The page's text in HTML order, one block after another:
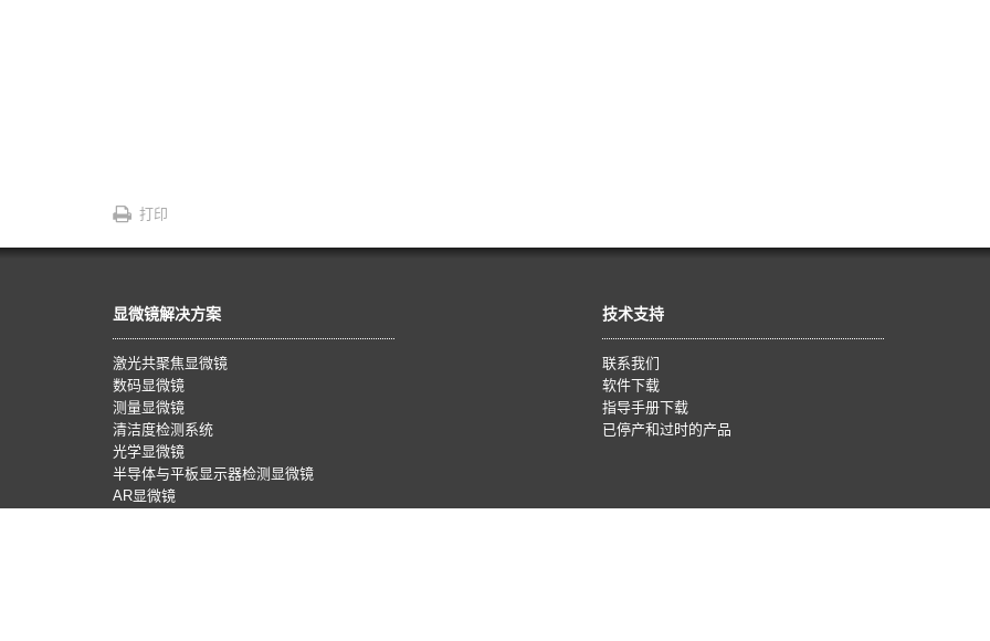
打印
显微镜解决方案
激光共聚焦显微镜
数码显微镜
测量显微镜
清洁度检测系统
光学显微镜
半导体与平板显示器检测显微镜
AR显微镜
技术支持
联系我们
软件下载
指导手册下载
已停产和过时的产品